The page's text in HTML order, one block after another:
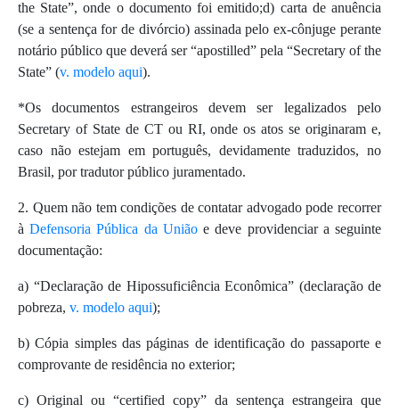
the State”, onde o documento foi emitido;d) carta de anuência
(se a sentença for de divórcio) assinada pelo ex-cônjuge perante
notário público que deverá ser “apostilled” pela “Secretary of the
State” (v. modelo aqui).
*Os documentos estrangeiros devem ser legalizados pelo
Secretary of State de CT ou RI, onde os atos se originaram e,
caso não estejam em português, devidamente traduzidos, no
Brasil, por tradutor público juramentado.
2. Quem não tem condições de contatar advogado pode recorrer
àDefensoria Pública da Uniãoe deve providenciar a seguinte
documentação:
a) “Declaração de Hipossuficiência Econômica” (declaração de
pobreza, v. modelo aqui);
b) Cópia simples das páginas de identificação do passaporte e
comprovante de residência no exterior;
c) Original ou “certified copy” da sentença estrangeira que